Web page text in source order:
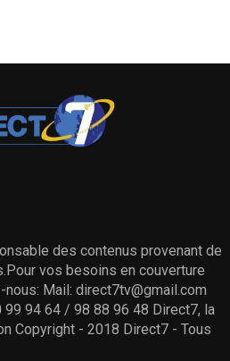
des contenus provenant de
vos besoins en couverture
Mail: direct7tv@gmail.com
99 94 64 / 98 88 96 48 Direct7, la
Copyright - 2018 Direct7 - Tous